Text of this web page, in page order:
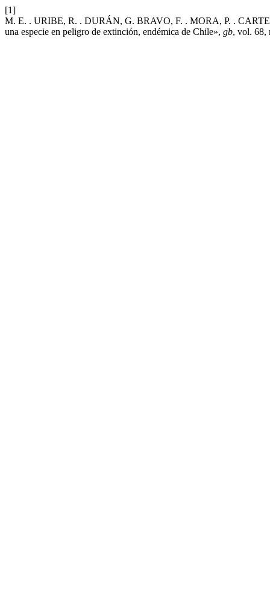
[1]
M. E. . URIBE, R. . DURÁN, G. BRAVO, F. . MORA, P. .
una especie en peligro de extinción, endémica de Chile», gb, vol. 68,